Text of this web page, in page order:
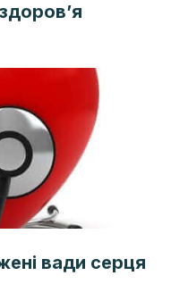
вади серця